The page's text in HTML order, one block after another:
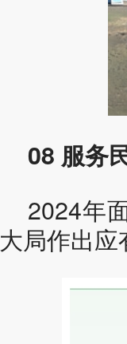
08 服务
2024年
大局作出